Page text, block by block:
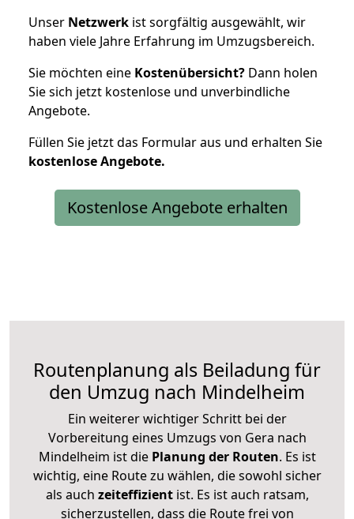
Unser Netzwerk ist sorgfältig ausgewählt, wir
haben viele Jahre Erfahrung im Umzugsbereich.
Sie möchten eine Kostenübersicht? Dann holen
Sie sich jetzt kostenlose und unverbindliche
Angebote.
Füllen Sie jetzt das Formular aus und erhalten Sie
kostenloseAngebote.
Kostenlose Angebote erhalten
Routenplanung als Beiladung für
den Umzug nach Mindelheim
Ein weiterer wichtiger Schritt bei der
Vorbereitung eines Umzugs von Gera nach
Mindelheim ist diePlanung der Routen. Es ist
wichtig, eine Route zu wählen, die sowohl sicher
als auch zeiteffizientist. Es ist auch ratsam,
sicherzustellen, dass die Route frei von